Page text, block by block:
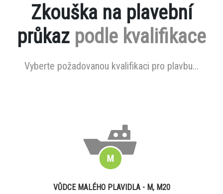
Zkouška na plavební
průkaz podle kvalifikace
Vyberte požadovanou kvalifikaci pro plavbu...
VŮDCE MALÉHO PLAVIDLA - M, M20